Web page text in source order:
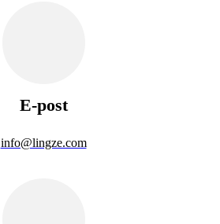
E-post
info@lingze.com